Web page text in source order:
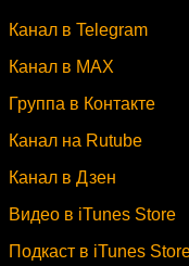
Канал в Telegram
Канал в MAX
Группа в Контакте
Канал на Rutube
Канал в Дзен
Видео в iTunes Store
Подкаст в iTunes